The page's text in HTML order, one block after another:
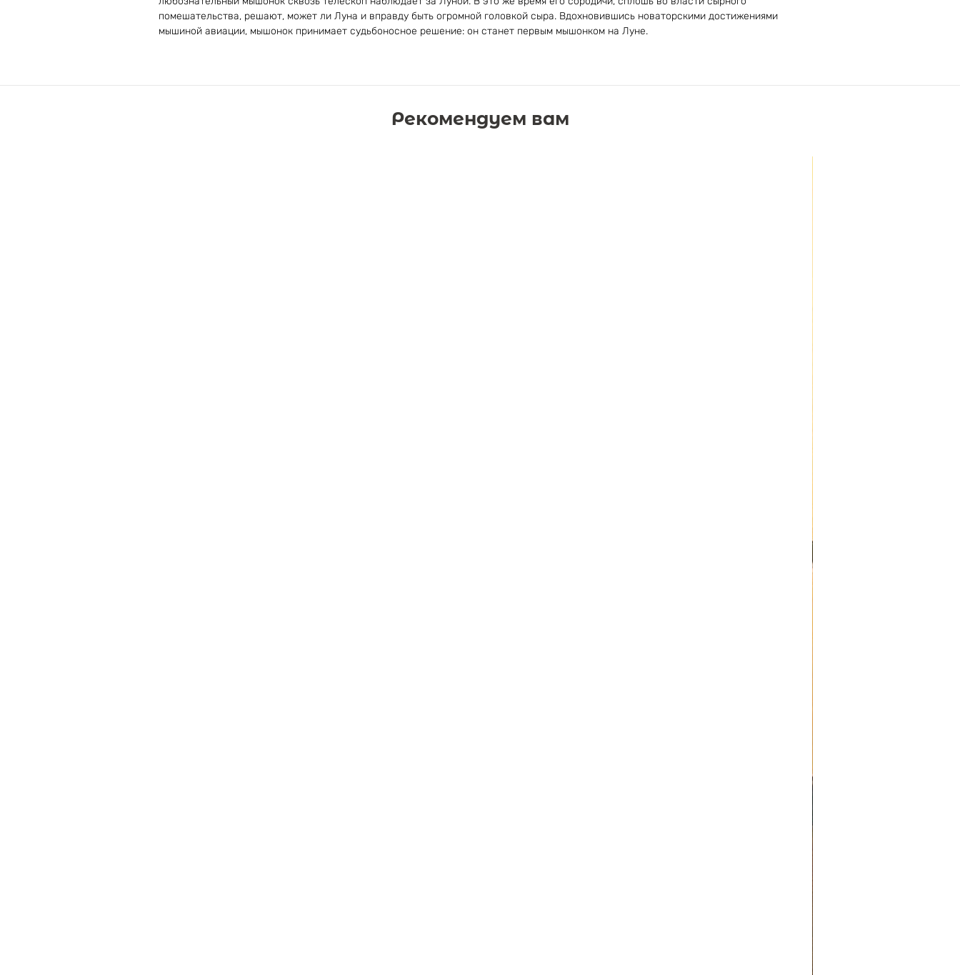
помешательства, решают, может ли Луна и вправду быть огромной головкой сыра. Вдохновившись новаторскими достижениями
мышиной авиации, мышонок принимает судьбоносное решение: он станет первым мышонком на Луне.
Рекомендуем вам